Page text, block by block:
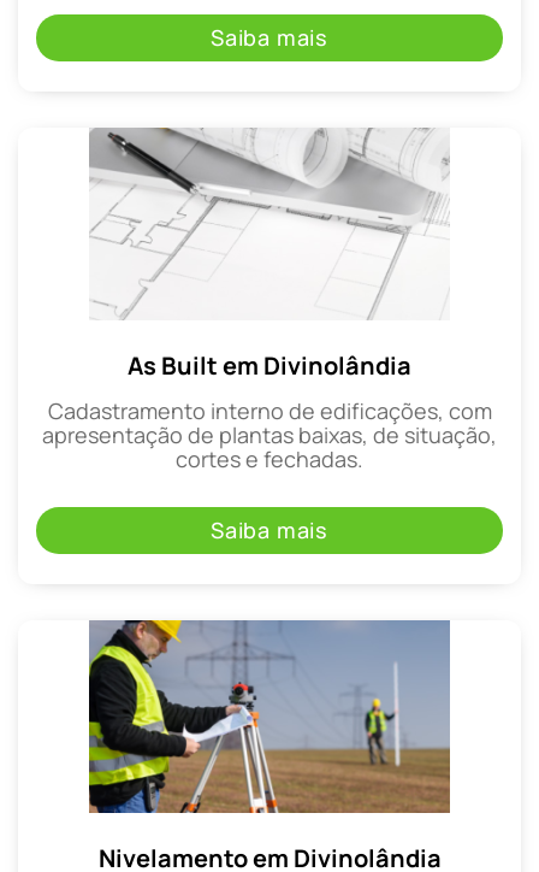
Saiba mais
As Built em Divinolândia
Cadastramento interno de edificações, com
apresentação de plantas baixas, de situação,
cortes e fechadas.
Saiba mais
Nivelamento em Divinolândia